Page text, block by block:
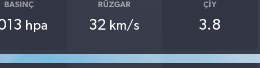
BASINÇ
hpa
RÜZGAR
32 km/s
ÇIY
3.8